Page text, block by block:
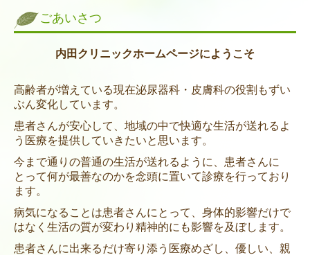
診療内容
プライバシーポリシー
ごあいさつ
内田クリニックホームページにようこそ
高齢者が増えている現在泌尿器科・皮膚科の役割もずい
ぶん変化しています。
患者さんが安心して、地域の中で快適な生活が送れるよ
う医療を提供していきたいと思います。
今まで通りの普通の生活が送れるように、患者さんに
とって何が最善なのかを念頭に置いて診療を行っており
ます。
病気になることは患者さんにとって、身体的影響だけで
はなく生活の質が変わり精神的にも影響を及ぼします。
患者さんに出来るだけ寄り添う医療めざし、優しい、親